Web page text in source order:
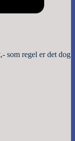
som regel er det dog